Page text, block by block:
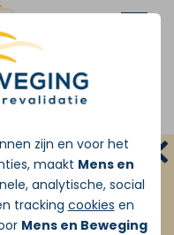
zijn en voor het
maakt Mens en
analytische, social
tracking cookies en
Mens en Beweging
Zonder
huisarts